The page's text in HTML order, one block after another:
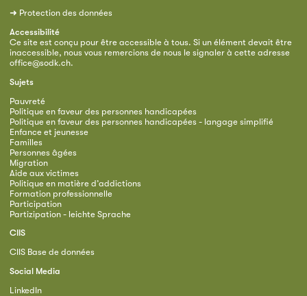
➜ Protection des données
Accessibilité
Ce site est conçu pour être accessible à tous. Si un élément devait être
inaccessible, nous vous remercions de nous le signaler à cette adresse
office@sodk.ch.
Sujets
Pauvreté
Politique en faveur des personnes handicapées
Politique en faveur des personnes handicapées - langage simplifié
Enfance et jeunesse
Familles
Personnes âgées
Migration
Aide aux victimes
Politique en matière d’addictions
Formation professionnelle
Participation
Partizipation - leichte Sprache
CIIS
CIIS Base de données
Social Media
LinkedIn